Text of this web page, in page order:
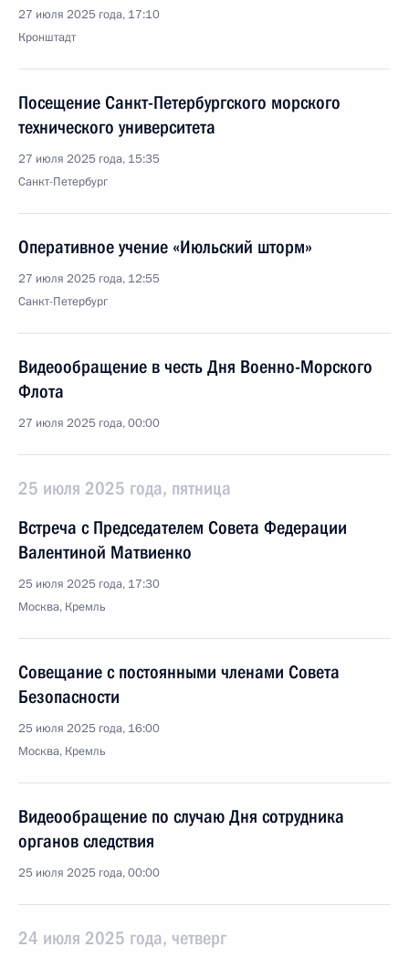
27 июля 2025 года, 17:10
Кронштадт
Посещение Санкт-Петербургского морского
технического университета
27 июля 2025 года, 15:35
Санкт-Петербург
Оперативное учение «Июльский шторм»
27 июля 2025 года, 12:55
Санкт-Петербург
Видеообращение в честь Дня Военно-Морского
Флота
27 июля 2025 года, 00:00
25 июля 2025 года, пятница
Встреча с Председателем Совета Федерации
Валентиной Матвиенко
25 июля 2025 года, 17:30
Москва, Кремль
Совещание с постоянными членами Совета
Безопасности
25 июля 2025 года, 16:00
Москва, Кремль
Видеообращение по случаю Дня сотрудника
органов следствия
25 июля 2025 года, 00:00
24 июля 2025 года, четверг